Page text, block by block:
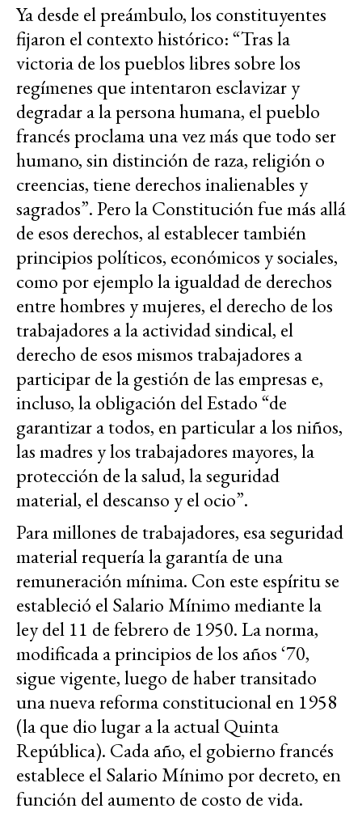
Ya desde el preámbulo, los constituyentes
fijaron el contexto histórico: “Tras la
victoria de los pueblos libres sobre los
regímenes que intentaron esclavizar y
degradar a la persona humana, el pueblo
francés proclama una vez más que todo ser
humano, sin distinción de raza, religión o
creencias, tiene derechos inalienables y
sagrados”. Pero la Constitución fue más allá
de esos derechos, al establecer también
principios políticos, económicos y sociales,
como por ejemplo la igualdad de derechos
entre hombres y mujeres, el derecho de los
trabajadores a la actividad sindical, el
derecho de esos mismos trabajadores a
participar de la gestión de las empresas e,
incluso, la obligación del Estado “de
garantizar a todos, en particular a los niños,
las madres y los trabajadores mayores, la
protección de la salud, la seguridad
material, el descanso y el ocio”.
Para millones de trabajadores, esa seguridad
material requería la garantía de una
remuneración mínima. Con este espíritu se
estableció el Salario Mínimo mediante la
ley del 11 de febrero de 1950. La norma,
modificada a principios de los años ‘70,
sigue vigente, luego de haber transitado
una nueva reforma constitucional en 1958
(la que dio lugar a la actual Quinta
República). Cada año, el gobierno francés
establece el Salario Mínimo por decreto, en
función del aumento de costo de vida.